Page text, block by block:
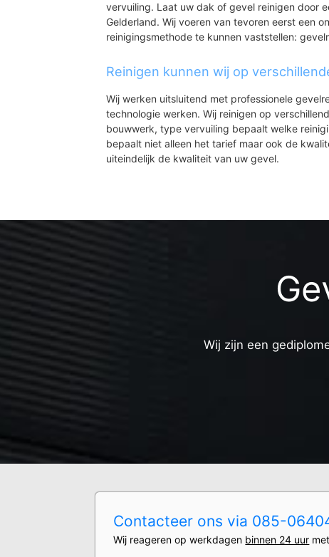
vervuiling. Laat uw dak of gevel reinigen door
Gelderland. Wij voeren van tevoren eerst een
reinigingsmethode te kunnen vaststellen:
Reinigen kunnen wij op
Wij werken uitsluitend met professionele
technologie werken. Wij reinigen op
bouwwerk, type vervuiling bepaalt welke
bepaalt niet alleen het tarief maar ook de
uiteindelijk de kwaliteit van uw gevel.
Wij zijn een
Contacteer ons via 085-
Wij reageren op werkdagen binnen 24 uur